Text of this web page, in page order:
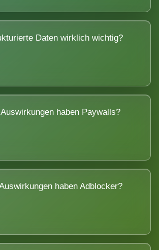
Daten wirklich wichtig?
haben Paywalls?
haben Adblocker?